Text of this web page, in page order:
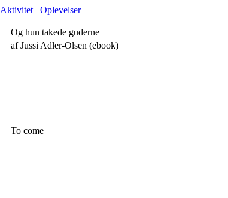
Aktivitet Oplevelser
Og hun takede guderne
af Jussi Adler-Olsen (ebook)
To come